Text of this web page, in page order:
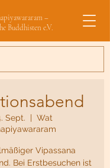
–
Buddhisten e.V.
Sept.
  |
Wat
Vipassana
Bei Erstbesuchen ist